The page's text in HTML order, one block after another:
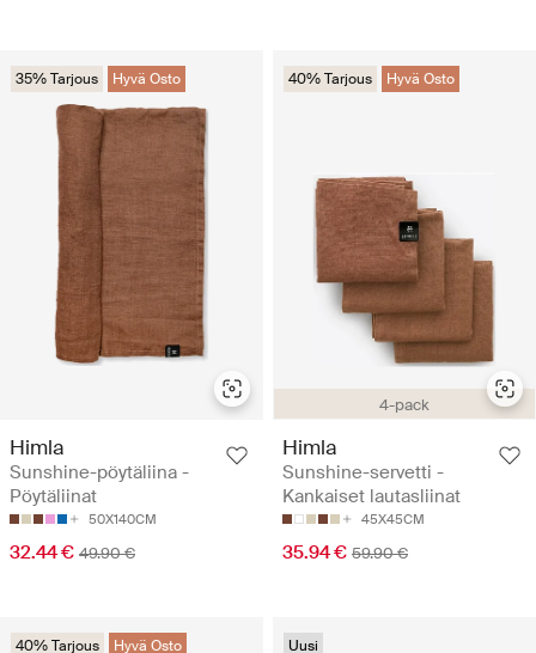
35% Tarjous Hyvä Osto
Himla
Sunshine-pöytäliina -
Pöytäliinat
50X140CM
32.44 € 49.90 €
4-pack
40% Tarjous Hyvä Osto
Himla
Sunshine-servetti -
Kankaiset lautasliinat
45X45CM
35.94 € 59.90 €
40% Tarjous Hyvä Osto Uusi